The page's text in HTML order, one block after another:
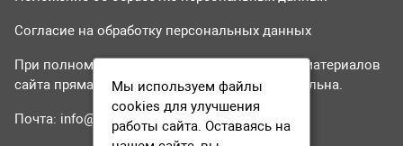
Согласие на обработку персональных данных
При полном или частичном использовании материалов
сайта прямая гиперссылка на tvr24.tv обязательна.
Почта: info@tvr24.tv
Мы используем файлы
cookies для улучшения
работы сайта. Оставаясь на